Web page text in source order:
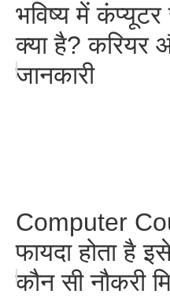
भविष्य में
क्या है? करियर
जानकारी
Computer
फायदा होता है
कौन सी नौकरी